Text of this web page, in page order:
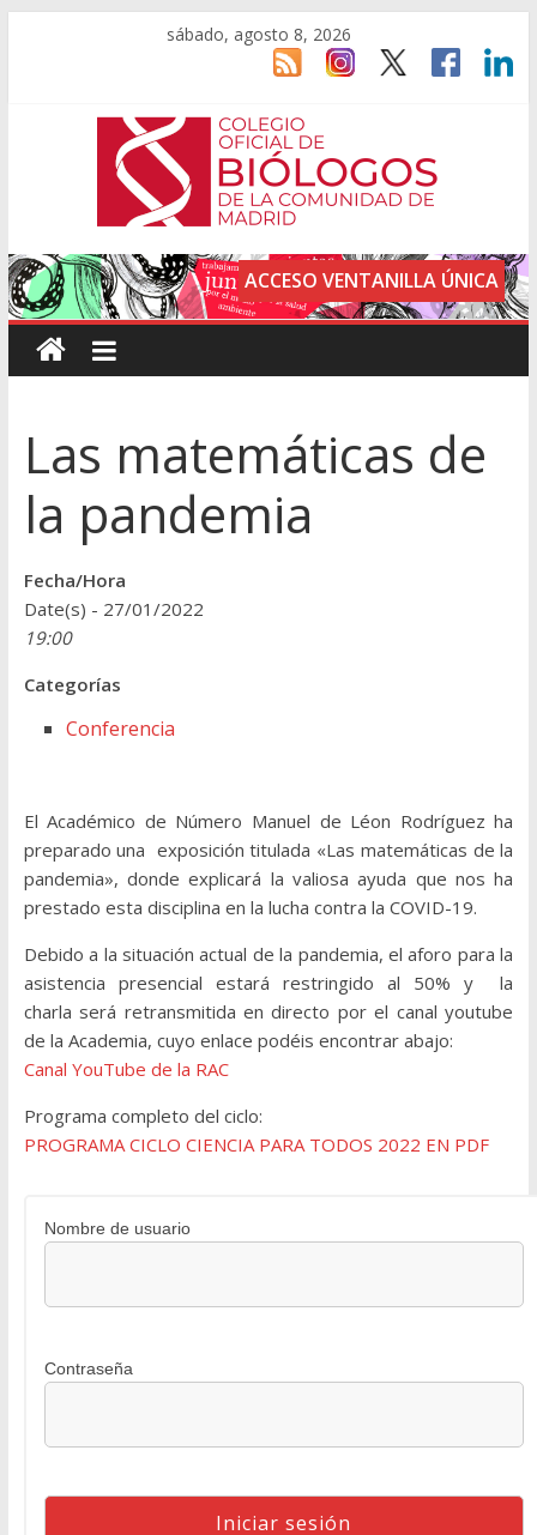
sábado, agosto 8, 2026
ACCESO VENTANILLA ÚNICA
Las matemáticas de
la pandemia
Fecha/Hora
Date(s) - 27/01/2022
19:00
Categorías
Conferencia
El Académico de Número Manuel de Léon Rodríguez ha
preparado una exposición titulada «Las matemáticas de la
pandemia», donde explicará la valiosa ayuda que nos ha
prestado esta disciplina en la lucha contra la COVID-19.
Debido a la situación actual de la pandemia, el aforo para la
asistencia presencial estará restringido al 50% y la
charla será retransmitida en directo por el canal youtube
de la Academia, cuyo enlace podéis encontrar abajo:
Canal YouTube de la RAC
Programa completo del ciclo:
PROGRAMA CICLO CIENCIA PARA TODOS 2022 EN PDF
Nombre de usuario
Contraseña